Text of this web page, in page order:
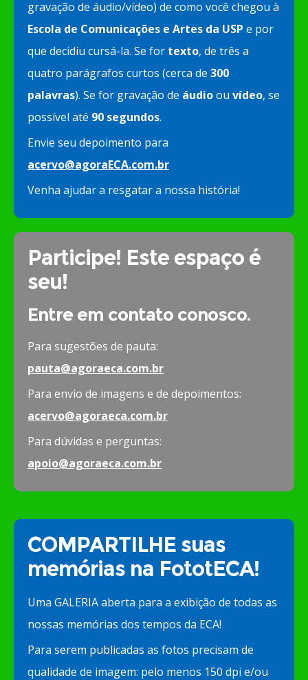
gravação de áudio/vídeo) de como você chegou à
Escola de Comunicações e Artes da USP e por
que decidiu cursá-la. Se for texto, de três a
quatro parágrafos curtos (cerca de 300
palavras). Se for gravação de áudioou vídeo, se
possível até 90 segundos.
Envie seu depoimento para
acervo@agoraECA.com.br
Venha ajudar a resgatar a nossa história!
Participe! Este espaço é
seu!
Entre em contato conosco.
Para sugestões de pauta:
pauta@agoraeca.com.br
Para envio de imagens e de depoimentos:
acervo@agoraeca.com.br
Para dúvidas e perguntas:
apoio@agoraeca.com.br
COMPARTILHE suas
memórias na FototECA!
Uma GALERIA aberta para a exibição de todas as
nossas memórias dos tempos da ECA!
Para serem publicadas as fotos precisam de
qualidade de imagem: pelo menos 150 dpi e/ou